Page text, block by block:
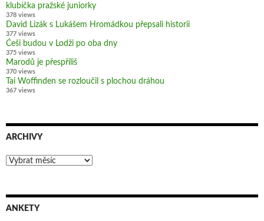
klubíčka pražské juniorky
378 views
David Lizák s Lukášem Hromádkou přepsali historii
377 views
Češi budou v Lodži po oba dny
375 views
Marodů je přespříliš
370 views
Tai Woffinden se rozloučil s plochou dráhou
367 views
ARCHIVY
Archivy
ANKETY